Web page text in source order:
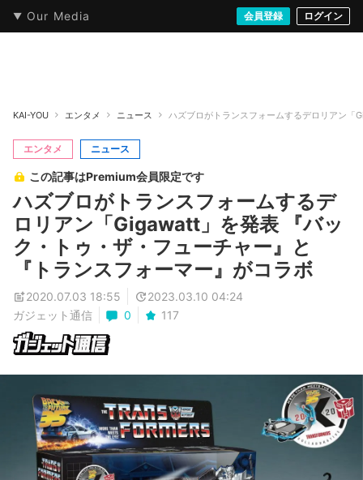
Our Media 会員登録 ログイン
本・文芸 情報化社会 音楽・映像 ゲームストリート
KAI-YOU エンタメ ニュース ハズブロがトランスフォームするデロリアン「
エンタメ ニュース
この記事はPremium会員限定です
ハズブロがトランスフォームするデ
ロリアン「Gigawatt」を発表 『バッ
ク・トゥ・ザ・フューチャー』と
『トランスフォーマー』がコラボ
2020.07.03 18:55
2023.03.10 04:24
ガジェット通信
0 117